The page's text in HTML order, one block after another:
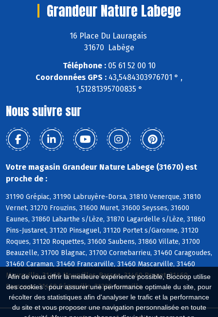
Afin de vous offrir la meilleure expérience possible, Biocoop utilise
des cookies : pour assurer une performance optimale du site, pour
récolter des statistiques afin d'analyser le trafic et la performance
du site et vous proposer une navigation personnalisée en toute
Grandeur Nature Labege
16 Place Du Lauragais
31670 Labège
Téléphone :05 61 52 00 10
Coordonnées GPS : 43,5484303976701 ° ,
1,51281395700835 °
Nous suivre sur
Votre magasin Grandeur Nature Labege (31670) est
proche de :
31190 Grépiac, 31190 Labruyère-Dorsa, 31810 Venerque, 31810
Vernet, 31270 Frouzins, 31600 Muret, 31600 Seysses, 31600
Eaunes, 31860 Labarthe s/Lèze, 31870 Lagardelle s/Lèze, 31860
Pins-Justaret, 31120 Pinsaguel, 31120 Portet s/Garonne, 31120
Roques, 31120 Roquettes, 31600 Saubens, 31860 Villate, 31700
Beauzelle, 31700 Blagnac, 31700 Cornebarrieu, 31460 Caragoudes,
31460 Caraman, 31460 Francarville, 31460 Mascarville, 31460
Maureville, 31460 Mourvilles-Basses, 31460 Prunet, 31460
Saussens, 31460 Ségreville, 31320 Aureville